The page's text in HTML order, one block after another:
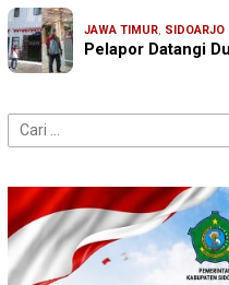
JAWA TIMUR, SIDOARJO
Pelapor Datangi
Cari
untuk: